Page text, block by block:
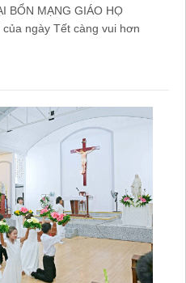
BỔN MẠNG GIÁO HỌ
của ngày Tết càng vui hơn